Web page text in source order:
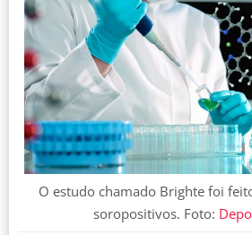
O estudo chamado Brighte foi
soropositivos. Foto: